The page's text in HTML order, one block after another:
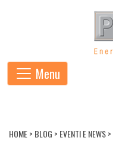
Menu
HOME> BLOG > EVENTI E NEWS>